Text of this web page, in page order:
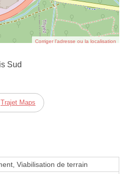
Corriger l’adresse ou la localisation
Sud
Trajet Maps
Viabilisation de terrain